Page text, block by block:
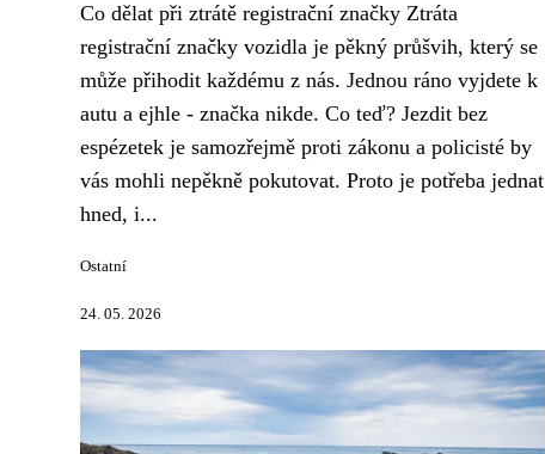
Co dělat při ztrátě registrační značky Ztráta
registrační značky vozidla je pěkný průšvih, který se
může přihodit každému z nás. Jednou ráno vyjdete k
autu a ejhle - značka nikde. Co teď? Jezdit bez
espézetek je samozřejmě proti zákonu a policisté by
vás mohli nepěkně pokutovat. Proto je potřeba jednat
hned, i...
Ostatní
24. 05. 2026